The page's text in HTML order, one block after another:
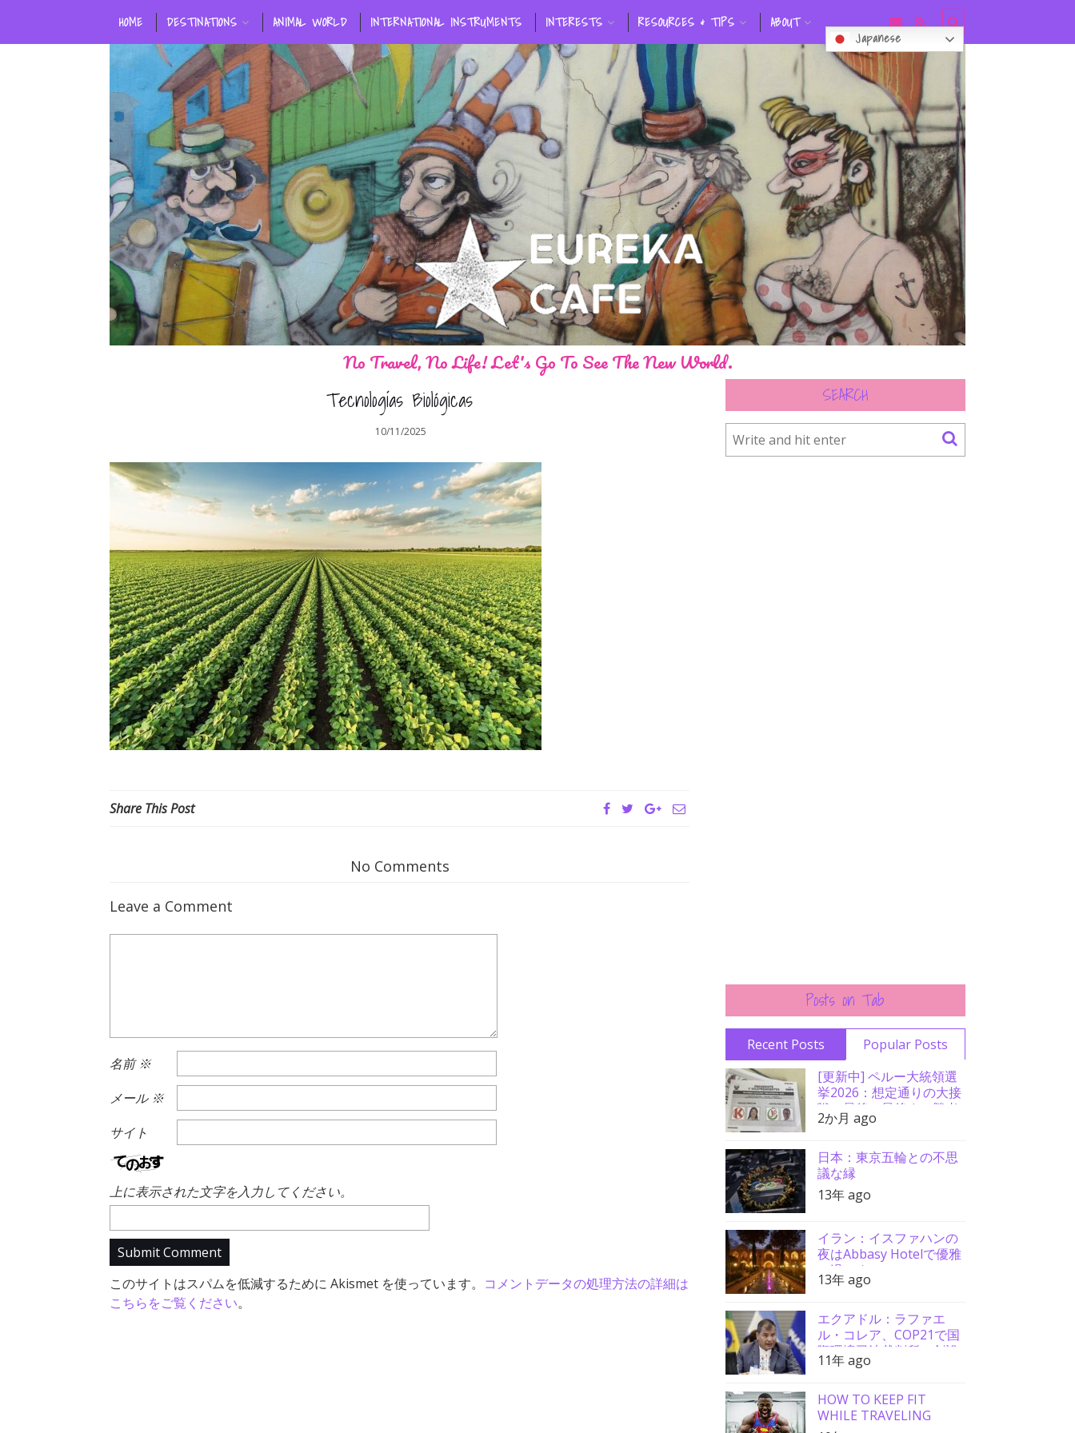
HOME DESTINATIONS ANIMAL WORLD INTERNATIONAL INSTRUMENTS INTERESTS RESOURCES & TIPS
ABOUT
Japanese
No Travel, No Life! Let's Go To See The New World.
Tecnologías Biológicas
10/11/2025
Share This Post
No Comments
Leave a Comment
名前※
メール ※
サイト
上に表示された文字を入力してください。
このサイトはスパムを低減するために Akismet を使っています。 コメントデータの処理方法の詳細は
こちらをご覧ください。
SEARCH
Posts on Tab
Recent Posts
Popular Posts
[更新中] ペルー大統領選
挙2026：想定通りの大接
戦、最後の最後まで勝者
分からず
2か月 ago
日本：東京五輪との不思
議な縁
13年 ago
イラン：イスファハンの
夜はAbbasy Hotelで優雅
に過ごす
13年 ago
エクアドル：ラファエ
ル・コレア、COP21で国
際環境司法裁判所の創設
を要請
11年 ago
HOW TO KEEP FIT
WHILE TRAVELING